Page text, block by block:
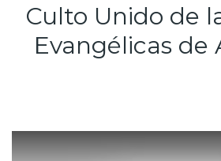
Culto Unido de
Evangélicas de